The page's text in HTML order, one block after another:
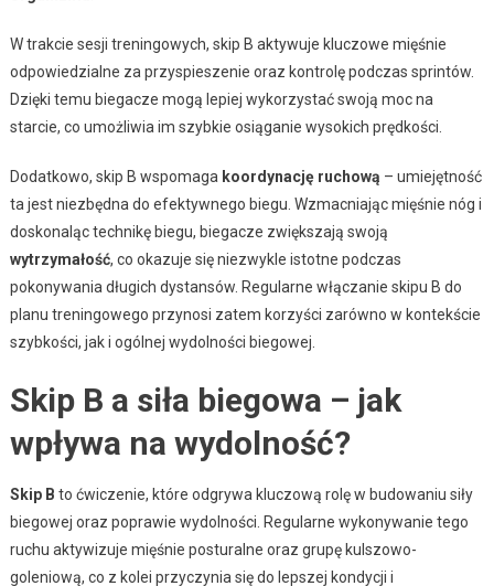
W trakcie sesji treningowych, skip B aktywuje kluczowe mięśnie
odpowiedzialne za przyspieszenie oraz kontrolę podczas sprintów.
Dzięki temu biegacze mogą lepiej wykorzystać swoją moc na
starcie, co umożliwia im szybkie osiąganie wysokich prędkości.
Dodatkowo, skip B wspomaga koordynację ruchową – umiejętność
ta jest niezbędna do efektywnego biegu. Wzmacniając mięśnie nóg i
doskonaląc technikę biegu, biegacze zwiększają swoją
wytrzymałość, co okazuje się niezwykle istotne podczas
pokonywania długich dystansów. Regularne włączanie skipu B do
planu treningowego przynosi zatem korzyści zarówno w kontekście
szybkości, jak i ogólnej wydolności biegowej.
Skip B a siła biegowa – jak
wpływa na wydolność?
Skip B to ćwiczenie, które odgrywa kluczową rolę w budowaniu siły
biegowej oraz poprawie wydolności. Regularne wykonywanie tego
ruchu aktywizuje mięśnie posturalne oraz grupę kulszowo-
goleniową, co z kolei przyczynia się do lepszej kondycji i